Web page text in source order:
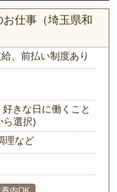
仕事（埼玉県和
、前払い制度あり
きな日に働くこと
ら選択)
理など